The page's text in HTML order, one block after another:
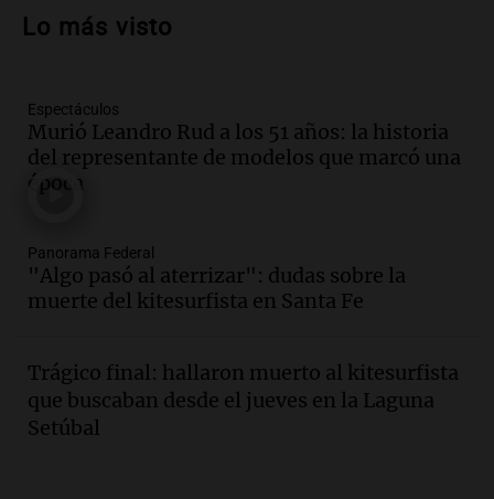
en Villa María
Audio.
la Bulaya abrirá sus puertas mañana con
diversas actividades y sorpresas
Panorama Federal
edificios y proyecta una casa del
estudiante con 48 municipios
involucrados
Episodios
Audio.1° gol de Rosario Central a
Aldosivi (Zalazar en contra) - relato
Gato Greco
Lo más visto
Espectáculos
Murió Leandro Rud a los 51 años: la historia
del representante de modelos que marcó una
época
Panorama Federal
"Algo pasó al aterrizar": dudas sobre la
muerte del kitesurfista en Santa Fe
Trágico final: hallaron muerto al kitesurfista
que buscaban desde el jueves en la Laguna
Setúbal